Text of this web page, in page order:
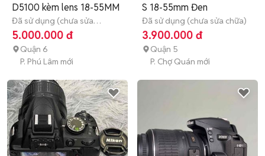
D5100 kèm lens 18-55MM
Đã sử dụng (chưa sửa
chữa) 3 tháng
5.000.000 đ
Quận 6
P. Phú Lâm mới
S 18-55mm Đen
Đã sử dụng (chưa sửa chữa)
3.900.000 đ
Quận 5
P. Chợ Quán mới